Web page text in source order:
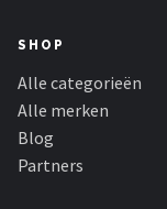
SHOP
Alle categorieën
Alle merken
Blog
Partners